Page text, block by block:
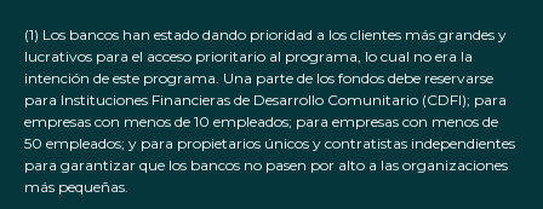
(1) Los bancos han estado dando prioridad a los clientes más grandes y
lucrativos para el acceso prioritario al programa, lo cual no era la
intención de este programa. Una parte de los fondos debe reservarse
para Instituciones Financieras de Desarrollo Comunitario (CDFI); para
empresas con menos de 10 empleados; para empresas con menos de
50 empleados; y para propietarios únicos y contratistas independientes
para garantizar que los bancos no pasen por alto a las organizaciones
más pequeñas.